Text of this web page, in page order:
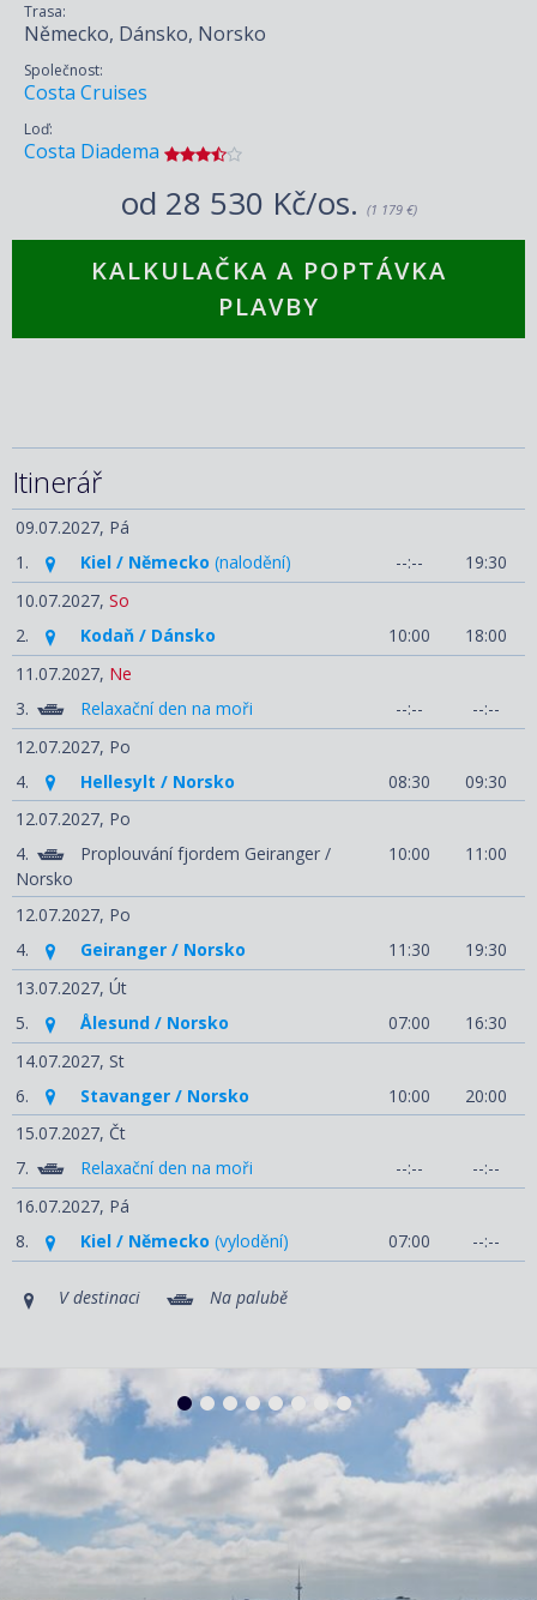
Trasa:
Německo, Dánsko, Norsko
Společnost:
Costa Cruises
Loď:
Costa Diadema
od 28 530 Kč/os. (1 179 €)
KALKULAČKA A POPTÁVKA
PLAVBY
Itinerář
09.07.2027, Pá
1.
Kiel / Německo (nalodění) --:--
19:30
10.07.2027, So
2.
Kodaň / Dánsko 10:00
18:00
11.07.2027, Ne
3.
Relaxační den na moři --:--
--:--
12.07.2027, Po
4.
Hellesylt / Norsko 08:30
09:30
12.07.2027, Po
4.
Proplouvání fjordem Geiranger /
Norsko
10:00 11:00
12.07.2027, Po
4.
Geiranger / Norsko 11:30
19:30
13.07.2027, Út
5.
Ålesund / Norsko 07:00
16:30
14.07.2027, St
6.
Stavanger / Norsko 10:00
20:00
15.07.2027, Čt
7.
Relaxační den na moři --:--
--:--
16.07.2027, Pá
8.
Kiel / Německo (vylodění) 07:00 --:--
V destinaci Na palubě